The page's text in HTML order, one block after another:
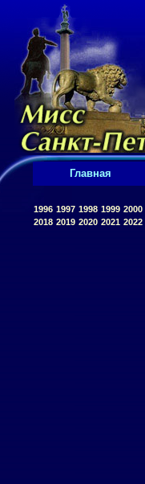
Главная
1996 1997 1998 1999 2000
2018 2019 2020 2021 2022